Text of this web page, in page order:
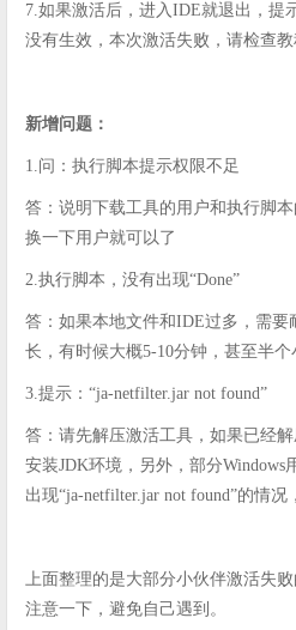
7.如果激活后，进入IDE就退出，提
没有生效，本次激活失败，请检查
新增问题：
1.问：执行脚本提示权限不足
答：说明下载工具的用户和执行脚
换一下用户就可以了
2.执行脚本，没有出现“Done”
答：如果本地文件和IDE过多，需
长，有时候大概5-10分钟，甚至半个
3.提示：“ja-netfilter.jar not found”
答：请先解压激活工具，如果已经
安装JDK环境，另外，部分Windows
出现“ja-netfilter.jar not found”的情
上面整理的是大部分小伙伴激活失
注意一下，避免自己遇到。